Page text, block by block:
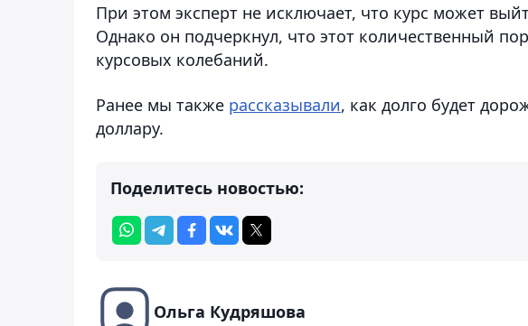
При этом эксперт не исключает, что курс может
Однако он подчеркнул, что этот количественный
курсовых колебаний.
Ранее мы также рассказывали, как долго будет
доллару.
Поделитесь новостью:
Ольга Кудряшова